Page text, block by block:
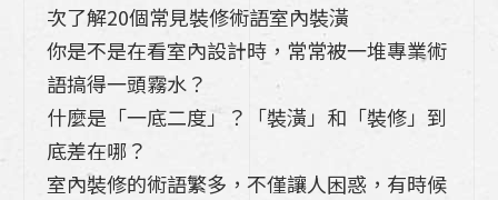
瓦斯外洩氣爆?原因?如何應對一次懂、科
普時間
《takara廚具尺寸大公開》：日式廚具足
元抽是什麼?７個琺瑯廚具使用心得
室內裝潢基礎知識：新手必備的設計術語，
次了解20個常見裝修術語室內裝潢
你是不是在看室內設計時，常常被一堆專業術
語搞得一頭霧水？
什麼是「一底二度」？「裝潢」和「裝修」到
底差在哪？
室內裝修的術語繁多，不僅讓人困惑，有時候